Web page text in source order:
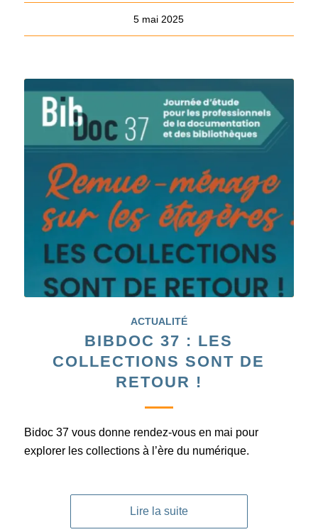
5 mai 2025
ACTUALITÉ
BIBDOC 37 : LES
COLLECTIONS SONT DE
RETOUR !
Bidoc 37 vous donne rendez-vous en mai pour
explorer les collections à l’ère du numérique.
Lire la suite